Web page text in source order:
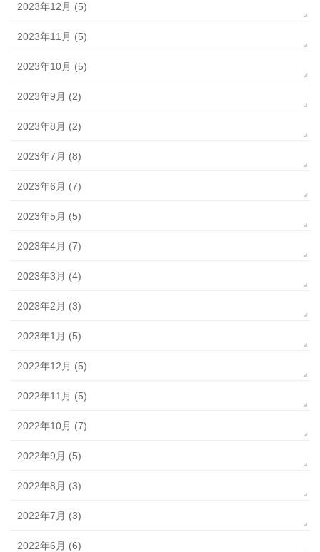
2023年12月 (5)
2023年11月 (5)
2023年10月 (5)
2023年9月 (2)
2023年8月 (2)
2023年7月 (8)
2023年6月 (7)
2023年5月 (5)
2023年4月 (7)
2023年3月 (4)
2023年2月 (3)
2023年1月 (5)
2022年12月 (5)
2022年11月 (5)
2022年10月 (7)
2022年9月 (5)
2022年8月 (3)
2022年7月 (3)
2022年6月 (6)